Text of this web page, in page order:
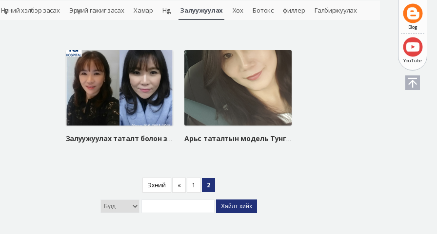
Blog
YouTube
Нүүрний хэлбэр засах Эрүүний гажиг засах Хамар Нүд Залуужуулах Хөх Ботокс филлер Галбиржуулах
Залуужуулах таталт болон завжны филлер Арьс таталтын модель Тунгалаг
Эхний « 1 2
Хайлт хийх